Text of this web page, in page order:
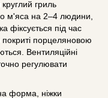
гриль
м'яса на 2–4 людини,
фіксується під час
порцеляновою
Вентиляційні
регулювати
форма, ніжки